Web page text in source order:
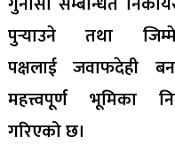
पुर्‍याउने तथा
पक्षलाई जवाफदेही
महत्त्वपूर्ण भूमिका
गरिएको छ।